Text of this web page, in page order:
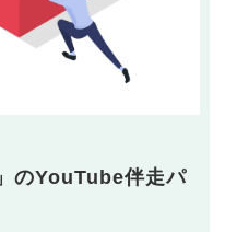
のYouTube伴走パ